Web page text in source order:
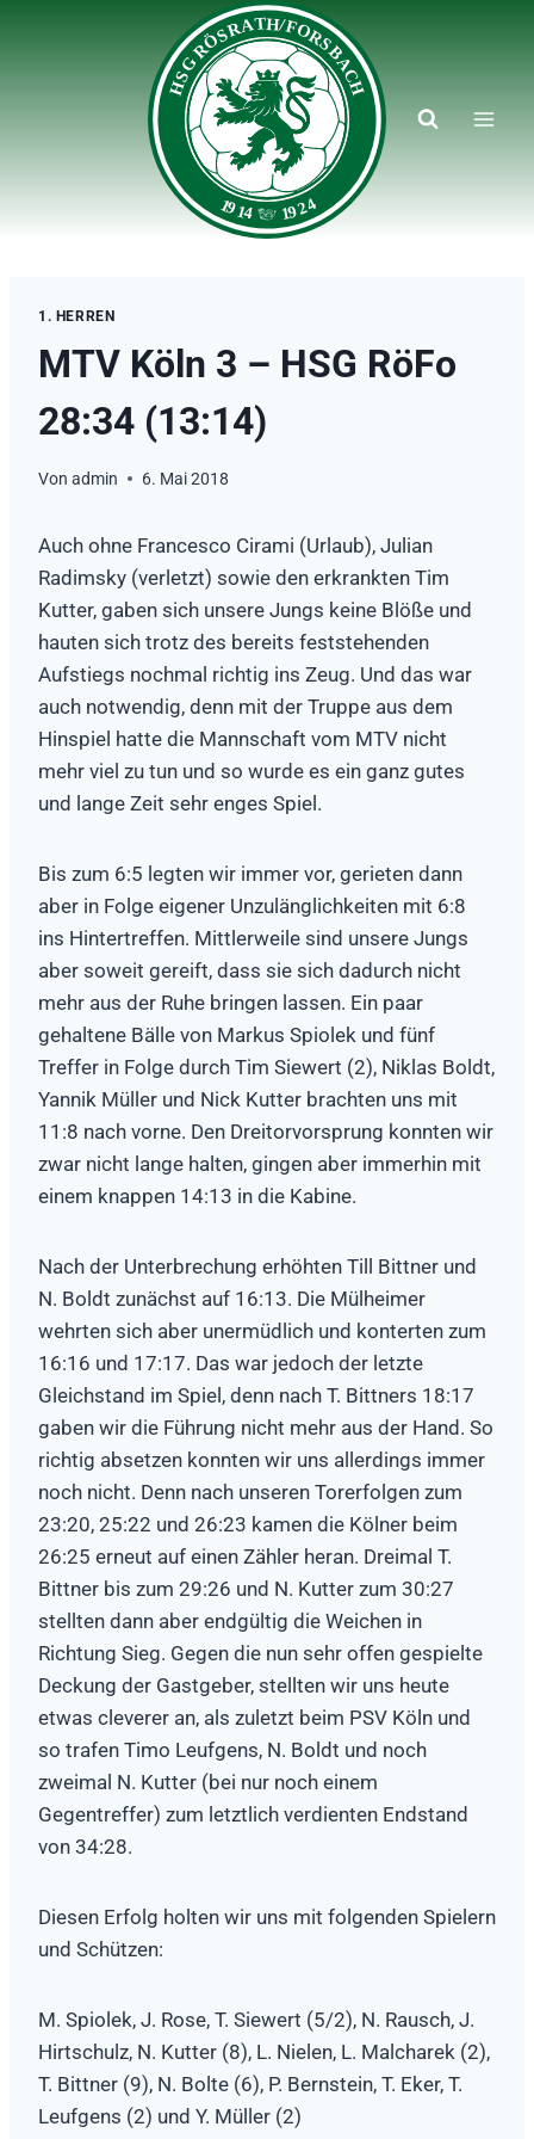
1. HERREN
MTV Köln 3 – HSG RöFo
28:34 (13:14)
Von admin 6. Mai 2018
Auch ohne Francesco Cirami (Urlaub), Julian
Radimsky (verletzt) sowie den erkrankten Tim
Kutter, gaben sich unsere Jungs keine Blöße und
hauten sich trotz des bereits feststehenden
Aufstiegs nochmal richtig ins Zeug. Und das war
auch notwendig, denn mit der Truppe aus dem
Hinspiel hatte die Mannschaft vom MTV nicht
mehr viel zu tun und so wurde es ein ganz gutes
und lange Zeit sehr enges Spiel.
Bis zum 6:5 legten wir immer vor, gerieten dann
aber in Folge eigener Unzulänglichkeiten mit 6:8
ins Hintertreffen. Mittlerweile sind unsere Jungs
aber soweit gereift, dass sie sich dadurch nicht
mehr aus der Ruhe bringen lassen. Ein paar
gehaltene Bälle von Markus Spiolek und fünf
Treffer in Folge durch Tim Siewert (2), Niklas Boldt,
Yannik Müller und Nick Kutter brachten uns mit
11:8 nach vorne. Den Dreitorvorsprung konnten wir
zwar nicht lange halten, gingen aber immerhin mit
einem knappen 14:13 in die Kabine.
Nach der Unterbrechung erhöhten Till Bittner und
N. Boldt zunächst auf 16:13. Die Mülheimer
wehrten sich aber unermüdlich und konterten zum
16:16 und 17:17. Das war jedoch der letzte
Gleichstand im Spiel, denn nach T. Bittners 18:17
gaben wir die Führung nicht mehr aus der Hand. So
richtig absetzen konnten wir uns allerdings immer
noch nicht. Denn nach unseren Torerfolgen zum
23:20, 25:22 und 26:23 kamen die Kölner beim
26:25 erneut auf einen Zähler heran. Dreimal T.
Bittner bis zum 29:26 und N. Kutter zum 30:27
stellten dann aber endgültig die Weichen in
Richtung Sieg. Gegen die nun sehr offen gespielte
Deckung der Gastgeber, stellten wir uns heute
etwas cleverer an, als zuletzt beim PSV Köln und
so trafen Timo Leufgens, N. Boldt und noch
zweimal N. Kutter (bei nur noch einem
Gegentreffer) zum letztlich verdienten Endstand
von 34:28.
Diesen Erfolg holten wir uns mit folgenden Spielern
und Schützen:
M. Spiolek, J. Rose, T. Siewert (5/2), N. Rausch, J.
Hirtschulz, N. Kutter (8), L. Nielen, L. Malcharek (2),
T. Bittner (9), N. Bolte (6), P. Bernstein, T. Eker, T.
Leufgens (2) und Y. Müller (2)